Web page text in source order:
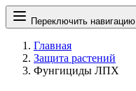
Переключить навигацию
Главная
Защита растений
Фунгициды ЛПХ